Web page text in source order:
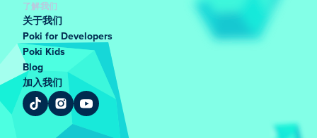
了解我们
关于我们
Poki for Developers
Poki Kids
Blog
加入我们